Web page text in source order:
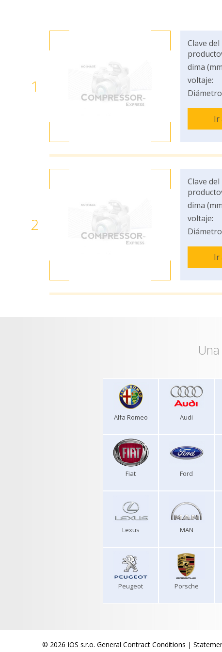
1
Clave del
dima
voltaje:
Ir
2
Clave del
dima
voltaje:
Ir
Alfa Romeo Audi
Fiat Ford
Lexus MAN
Peugeot Porsche
© 2026 IOS s.r.o. General Contract Conditions |